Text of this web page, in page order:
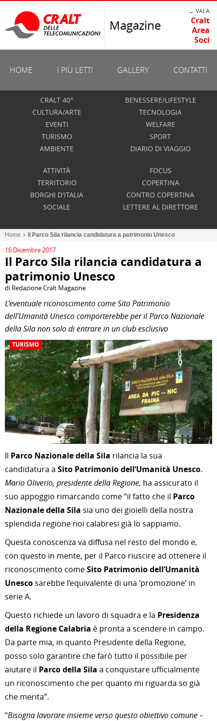
Magazine
← VAI A
Cralt
Area
Soci
HOME I PIÙ LETTI GALLERY CONTATTI
CRALT 40°
CULTURA/ARTE
EVENTI
TURISMO
AMBIENTE
BENESSERE/LIFESTYLE
TECNOLOGIA
WELFARE
SPORT
DIARIO DI VIAGGIO
ATTIVITÀ
TERRITORIO
BORGHI D'ITALIA
SOCIALE
FOCUS
COPERTINA
CONTRO COPERTINA
LETTERE AL DIRETTORE
Home Il Parco Sila rilancia candidatura a patrimonio Unesco
16 Dicembre 2017
Il Parco Sila rilancia candidatura a
patrimonio Unesco
di Redazione Cralt Magazine
L’eventuale riconoscimento come Sito Patrimonio
dell’Umanità Unesco comporterebbe per il Parco Nazionale
della Sila non solo di entrare in un club esclusivo
TURISMO
Il Parco Nazionale della Sila rilancia la sua
candidatura a Sito Patrimonio dell’Umanità Unesco.
Mario Oliverio, presidente della Regione, ha assicurato il
suo appoggio rimarcando come “il fatto che il Parco
Nazionale della Sila sia uno dei gioielli della nostra
splendida regione noi calabresi già lo sappiamo.
Questa conoscenza va diffusa nel resto del mondo e,
con questo in mente, per il Parco riuscire ad ottenere il
riconoscimento comeSito Patrimonio dell’Umanità
Unescosarebbe l’equivalente di una ‘promozione’ in
serie A.
Questo richiede un lavoro di squadra e la Presidenza
della Regione Calabria è pronta a scendere in campo.
Da parte mia, in quanto Presidente della Regione,
posso solo garantire che farò tutto il possibile per
aiutare il Parco della Sila a conquistare ufficialmente
un riconoscimento che per quanto mi riguarda so già
che merita”.
“Bisogna lavorare insieme verso questo obiettivo comune –